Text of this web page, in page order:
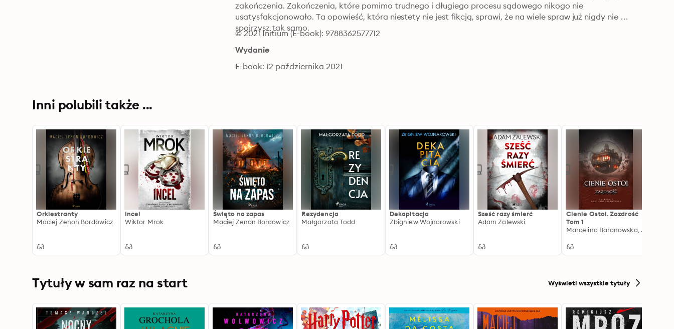
zakończenia. Zakończenia, które pomimo trudnego i długiego procesu sądowego nikogo nie
usatysfakcjonowało. Ta opowieść, która niestety nie jest fikcją, sprawi, że na wiele spraw już nigdy nie
spojrzysz tak samo.
© 2021 Initium (E-book): 9788362577712
Wydanie
E-book: 12 października 2021
Inni polubili także ...
Orkiestranty
Maciej Zenon Bordowicz
Incel
Wiktor Mrok
Święto na zapas
Maciej Zenon Bordowicz
Rezydencja
Małgorzata Todd
Dekapitacja
Zbigniew Wojnarowski
Sześć razy śmierć
Adam Zalewski
Cienie Ostoi. Zazdrość
Tom 1
Marcelina Baranowska, S.M. Hegmit
Tytuły w sam raz na start Wyświetl wszystkie tytuły